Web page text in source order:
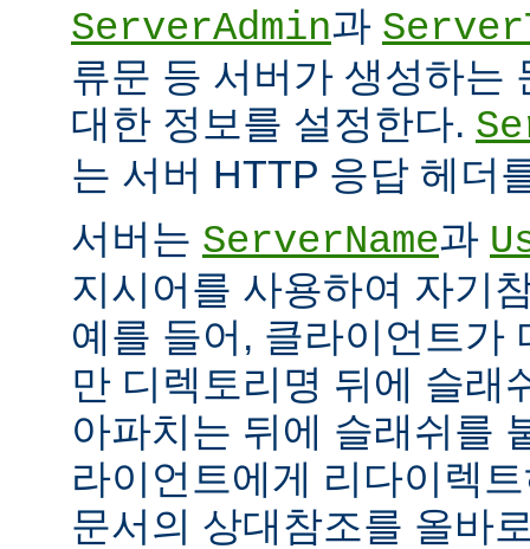
ServerAdmin과
류문 등 서버가 생성하는
대한 정보를 설정한다.
는 서버 HTTP 응답 헤더
서버는 ServerName과
지시어를 사용하여 자기
예를 들어, 클라이언트가
만 디렉토리명 뒤에 슬래
아파치는 뒤에 슬래쉬를
라이언트에게 리다이렉
문서의 상대참조를 올바